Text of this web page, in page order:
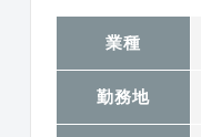
業種
勤務地